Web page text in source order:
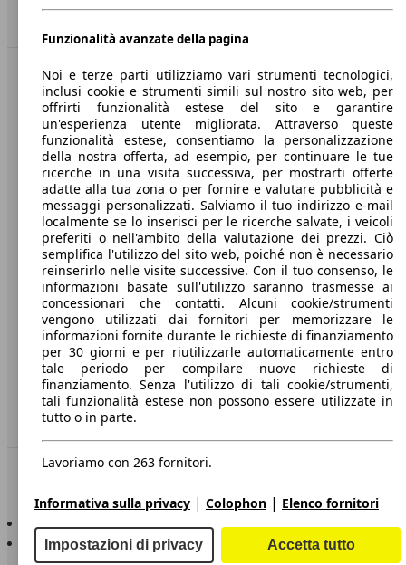
Benvenuti su AutoScout24, il mercato auto europeo.
Società
A proposito di AutoScout24
Stampa
Media
Condizioni generali
Informazioni
Privacy
Dichiarazione di Accessibilità
Servizi
Area rivenditori
Sempre con te
AutoScout24 per Android
Funzionalità avanzate della pagina
Noi e terze parti utilizziamo vari strumenti tecnologici,
inclusi cookie e strumenti simili sul nostro sito web, per
offrirti funzionalità estese del sito e garantire
un'esperienza utente migliorata. Attraverso queste
funzionalità estese, consentiamo la personalizzazione
della nostra offerta, ad esempio, per continuare le tue
ricerche in una visita successiva, per mostrarti offerte
adatte alla tua zona o per fornire e valutare pubblicità e
messaggi personalizzati. Salviamo il tuo indirizzo e-mail
localmente se lo inserisci per le ricerche salvate, i veicoli
preferiti o nell'ambito della valutazione dei prezzi. Ciò
semplifica l'utilizzo del sito web, poiché non è necessario
reinserirlo nelle visite successive. Con il tuo consenso, le
informazioni basate sull'utilizzo saranno trasmesse ai
concessionari che contatti. Alcuni cookie/strumenti
vengono utilizzati dai fornitori per memorizzare le
informazioni fornite durante le richieste di finanziamento
per 30 giorni e per riutilizzarle automaticamente entro
tale periodo per compilare nuove richieste di
finanziamento. Senza l'utilizzo di tali cookie/strumenti,
tali funzionalità estese non possono essere utilizzate in
tutto o in parte.
Lavoriamo con 263 fornitori.
Informativa sulla privacy | Colophon | Elenco fornitori
Impostazioni di privacy Accetta tutto